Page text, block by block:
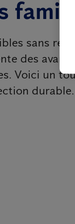
sans
des
Voici un
durable.